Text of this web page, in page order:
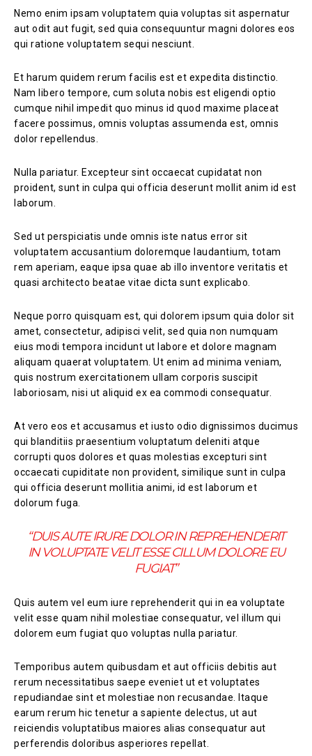
Nemo enim ipsam voluptatem quia voluptas sit aspernatur
aut odit aut fugit, sed quia consequuntur magni dolores eos
qui ratione voluptatem sequi nesciunt.
Et harum quidem rerum facilis est et expedita distinctio.
Nam libero tempore, cum soluta nobis est eligendi optio
cumque nihil impedit quo minus id quod maxime placeat
facere possimus, omnis voluptas assumenda est, omnis
dolor repellendus.
Nulla pariatur. Excepteur sint occaecat cupidatat non
proident, sunt in culpa qui officia deserunt mollit anim id est
laborum.
Sed ut perspiciatis unde omnis iste natus error sit
voluptatem accusantium doloremque laudantium, totam
rem aperiam, eaque ipsa quae ab illo inventore veritatis et
quasi architecto beatae vitae dicta sunt explicabo.
Neque porro quisquam est, qui dolorem ipsum quia dolor sit
amet, consectetur, adipisci velit, sed quia non numquam
eius modi tempora incidunt ut labore et dolore magnam
aliquam quaerat voluptatem. Ut enim ad minima veniam,
quis nostrum exercitationem ullam corporis suscipit
laboriosam, nisi ut aliquid ex ea commodi consequatur.
At vero eos et accusamus et iusto odio dignissimos ducimus
qui blanditiis praesentium voluptatum deleniti atque
corrupti quos dolores et quas molestias excepturi sint
occaecati cupiditate non provident, similique sunt in culpa
qui officia deserunt mollitia animi, id est laborum et
dolorum fuga.
“DUIS AUTE IRURE DOLOR IN REPREHENDERIT
IN VOLUPTATE VELIT ESSE CILLUM DOLORE EU
FUGIAT”
Quis autem vel eum iure reprehenderit qui in ea voluptate
velit esse quam nihil molestiae consequatur, vel illum qui
dolorem eum fugiat quo voluptas nulla pariatur.
Temporibus autem quibusdam et aut officiis debitis aut
rerum necessitatibus saepe eveniet ut et voluptates
repudiandae sint et molestiae non recusandae. Itaque
earum rerum hic tenetur a sapiente delectus, ut aut
reiciendis voluptatibus maiores alias consequatur aut
perferendis doloribus asperiores repellat.